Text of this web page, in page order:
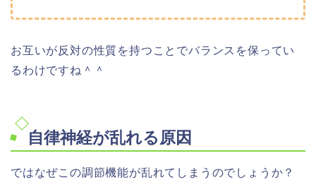
お互いが反対の性質を持つことでバランスを保ってい
るわけですね＾＾
自律神経が乱れる原因
ではなぜこの調節機能が乱れてしまうのでしょうか？